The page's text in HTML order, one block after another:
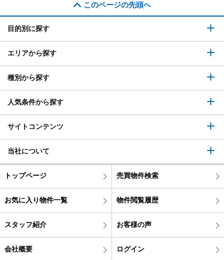
このページの先頭へ
目的別に探す
エリアから探す
種別から探す
人気条件から探す
サイトコンテンツ
当社について
トップページ 売買物件検索
お気に入り物件一覧 物件閲覧履歴
スタッフ紹介 お客様の声
会社概要 ログイン